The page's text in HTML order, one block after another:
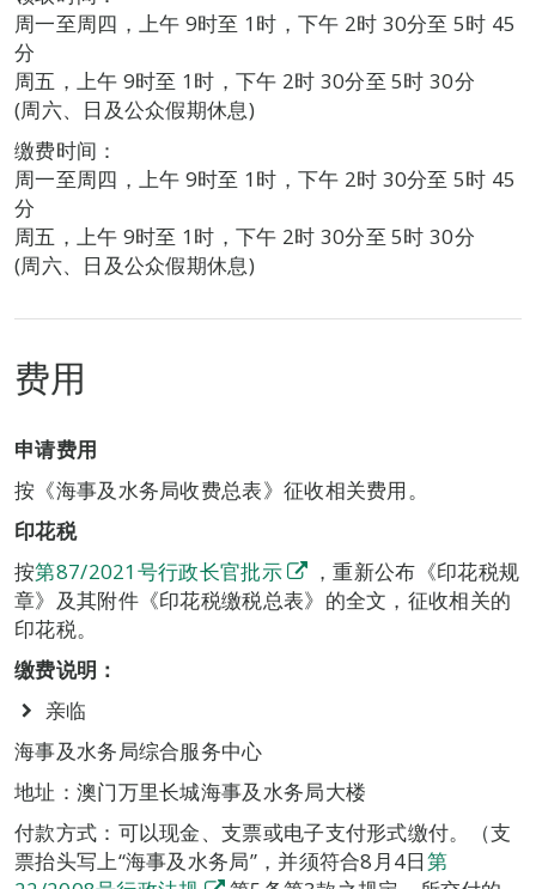
周一至周四，上午 9时至 1时，下午 2时 30分至 5时 45
分
周五，上午 9时至 1时，下午 2时 30分至 5时 30分
(周六、日及公众假期休息)
缴费时间：
周一至周四，上午 9时至 1时，下午 2时 30分至 5时 45
分
周五，上午 9时至 1时，下午 2时 30分至 5时 30分
(周六、日及公众假期休息)
费用
申请费用
按《海事及水务局收费总表》征收相关费用。
印花税
按第87/2021号行政长官批示
，重新公布《印花税规
章》及其附件《印花税缴税总表》的全文，征收相关的
印花税。
缴费说明：
亲临
海事及水务局综合服务中心
地址：澳门万里长城海事及水务局大楼
付款方式：可以现金、支票或电子支付形式缴付。（支
票抬头写上“海事及水务局”，并须符合8月4日第